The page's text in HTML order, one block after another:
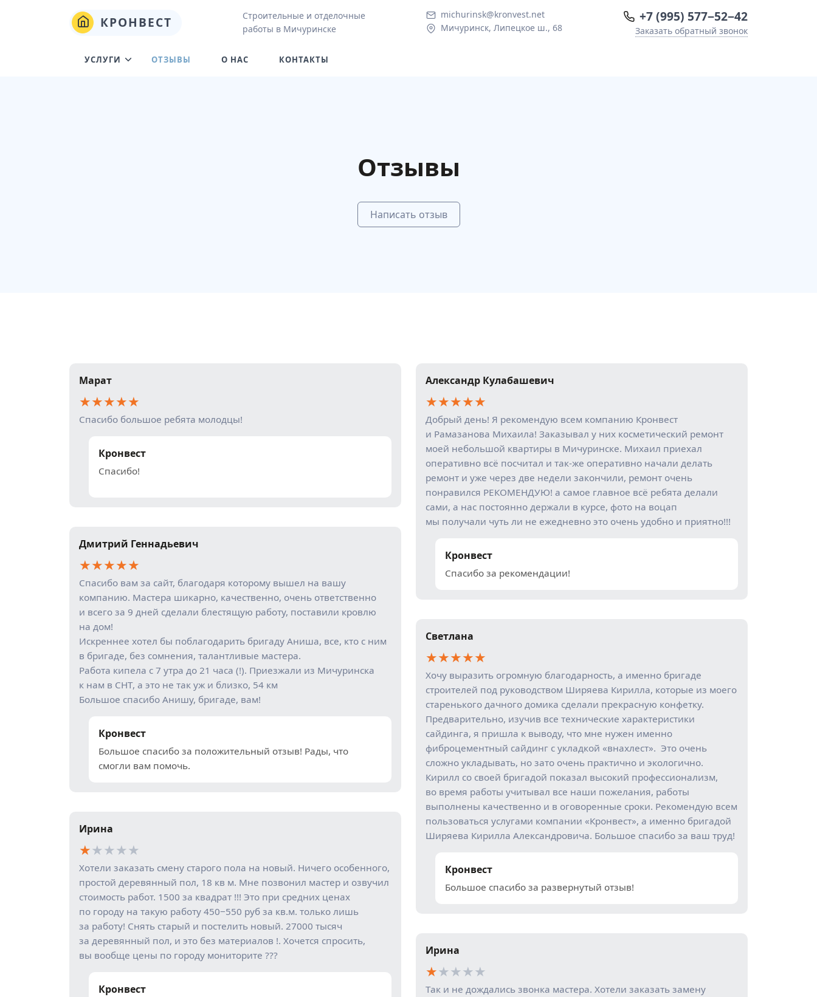
КРОНВЕСТ
Строительные и отделочные
работы в Мичуринске
michurinsk@kronvest.net
Мичуринск, Липецкое ш., 68
+7 (995) 577−52−42
Заказать обратный звонок
УСЛУГИ ОТЗЫВЫ О НАС КОНТАКТЫ
Отзывы
Написать отзыв
Марат
★★★★★
Спасибо большое ребята молодцы!
Кронвест
Спасибо!
Александр Кулабашевич
★★★★★
Добрый день! Я рекомендую всем компанию Кронвест
и Рамазанова Михаила! Заказывал у них косметический ремонт
моей небольшой квартиры в Мичуринске. Михаил приехал
оперативно всё посчитал и так-же оперативно начали делать
ремонт и уже через две недели закончили, ремонт очень
понравился РЕКОМЕНДУЮ! а самое главное всё ребята делали
сами, а нас постоянно держали в курсе, фото на воцап
мы получали чуть ли не ежедневно это очень удобно и приятно!!!
Кронвест
Спасибо за рекомендации!
Дмитрий Геннадьевич
★★★★★
Спасибо вам за сайт, благодаря которому вышел на вашу
компанию. Мастера шикарно, качественно, очень ответственно
и всего за 9 дней сделали блестящую работу, поставили кровлю
на дом!
Искреннее хотел бы поблагодарить бригаду Аниша, все, кто с ним
в бригаде, без сомнения, талантливые мастера.
Работа кипела с 7 утра до 21 часа (!). Приезжали из Мичуринска
к нам в СНТ, а это не так уж и близко, 54 км
Большое спасибо Анишу, бригаде, вам!
Кронвест
Большое спасибо за положительный отзыв! Рады, что
смогли вам помочь.
Светлана
★★★★★
Хочу выразить огромную благодарность, а именно бригаде
строителей под руководством Ширяева Кирилла, которые из моего
старенького дачного домика сделали прекрасную конфетку.
Предварительно, изучив все технические характеристики
сайдинга, я пришла к выводу, что мне нужен именно
фиброцементный сайдинг с укладкой «внахлест». Это очень
сложно укладывать, но зато очень практично и экологично.
Кирилл со своей бригадой показал высокий профессионализм,
во время работы учитывал все наши пожелания, работы
выполнены качественно и в оговоренные сроки. Рекомендую всем
пользоваться услугами компании «Кронвест», а именно бригадой
Ширяева Кирилла Александровича. Большое спасибо за ваш труд!
Кронвест
Большое спасибо за развернутый отзыв!
Ирина
★★★★★
Хотели заказать смену старого пола на новый. Ничего особенного,
простой деревянный пол, 18 кв м. Мне позвонил мастер и озвучил
стоимость работ. 1500 за квадрат !!! Это при средних ценах
по городу на такую работу 450−550 руб за кв.м. только лишь
за работу! Снять старый и постелить новый. 27000 тысяч
за деревянный пол, и это без материалов !. Хочется спросить,
вы вообще цены по городу мониторите ???
Кронвест
Ирина
★★★★★
Так и не дождались звонка мастера. Хотели заказать замену